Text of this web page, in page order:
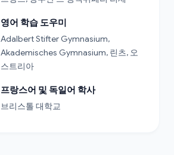
영어 학습 도우미
Adalbert Stifter Gymnasium,
Akademisches Gymnasium, 린츠, 오
스트리아
프랑스어 및 독일어 학사
브리스톨 대학교